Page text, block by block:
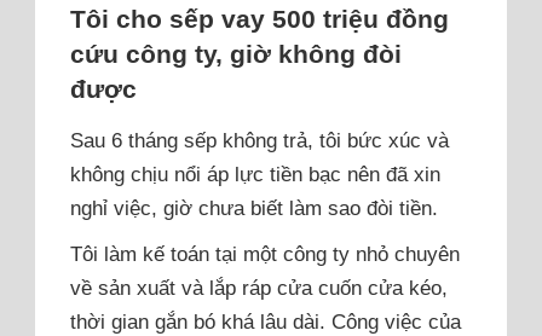
Tôi cho sếp vay 500 triệu đồng
cứu công ty, giờ không đòi
được
Sau 6 tháng sếp không trả, tôi bức xúc và
không chịu nổi áp lực tiền bạc nên đã xin
nghỉ việc, giờ chưa biết làm sao đòi tiền.
Tôi làm kế toán tại một công ty nhỏ chuyên
về sản xuất và lắp ráp cửa cuốn cửa kéo,
thời gian gắn bó khá lâu dài. Công việc của